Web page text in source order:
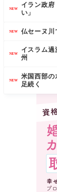
NEW
イラン政
い」
NEW 仏セーヌ
NEW
イスラム
州
NEW
米国西部
足続く